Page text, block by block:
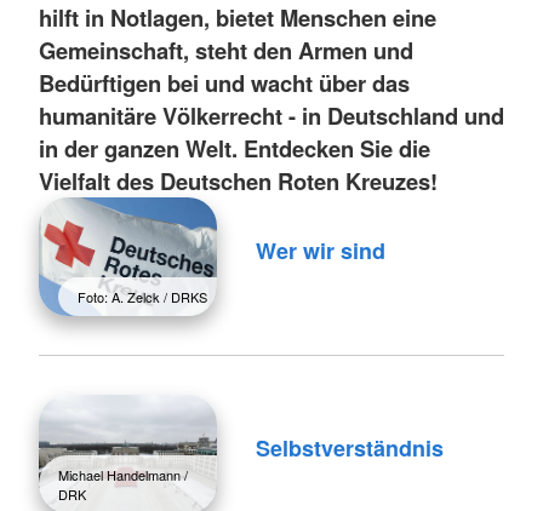
hilft in Notlagen, bietet Menschen eine
Gemeinschaft, steht den Armen und
Bedürftigen bei und wacht über das
humanitäre Völkerrecht - in Deutschland und
in der ganzen Welt. Entdecken Sie die
Vielfalt des Deutschen Roten Kreuzes!
Foto: A. Zelck / DRKS
Wer wir sind
Michael Handelmann /
DRK
Selbstverständnis